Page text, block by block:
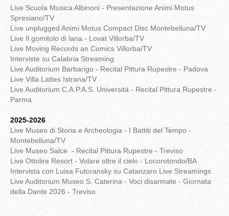
Live Scuola Musica Albinoni - Presentazione Animi Motus
Spresiano/TV
Live unplugged Animi Motus Compact Disc Montebelluna/TV
Live Il gomitolo di lana - Lovat Villorba/TV
Live Moving Records an Comics Villorba/TV
Interviste su Calabria Streaming
Live Auditorium Barbarigo - Recital Pittura Rupestre - Padova
Live Villa Lattes Istrana/TV
Live Auditorium C.A.P.A.S. Università - Recital Pittura Rupestre -
Parma
2025-2026
Live Museo di Storia e Archeologia - I Battiti del Tempo -
Montebelluna/TV
Live Museo Salce - Recital Pittura Rupestre - Treviso
Live Ottolire Resort - Volare oltre il cielo - Locorotondo/BA
Intervista con Luisa Futoransky su Catanzaro Live Streamings
Live Auditorium Museo S. Caterina - Voci disarmate - Giornata
della Dante 2026 - Treviso